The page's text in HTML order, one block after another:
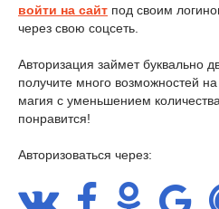
войти на сайт под своим
через свою соцсеть.
Авторизация займет буквально
получите много возможностей
магия с уменьшением
понравится!
Авторизоваться через: